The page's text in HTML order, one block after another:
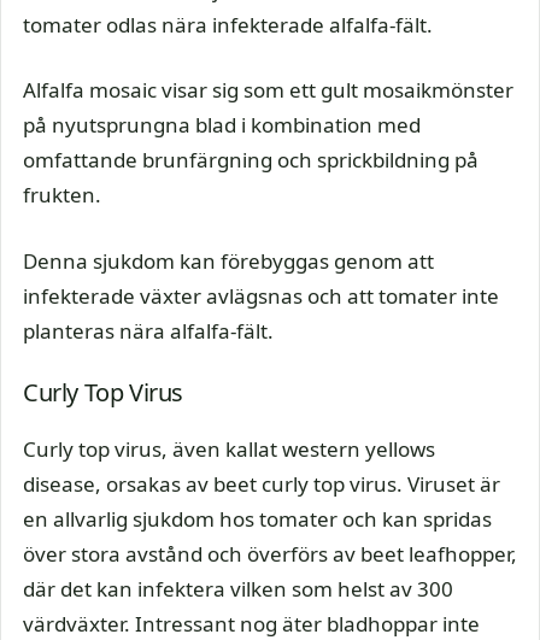
tomater odlas nära infekterade alfalfa-fält.
Alfalfa mosaic visar sig som ett gult mosaikmönster
på nyutsprungna blad i kombination med
omfattande brunfärgning och sprickbildning på
frukten.
Denna sjukdom kan förebyggas genom att
infekterade växter avlägsnas och att tomater inte
planteras nära alfalfa-fält.
Curly Top Virus
Curly top virus, även kallat western yellows
disease, orsakas av beet curly top virus. Viruset är
en allvarlig sjukdom hos tomater och kan spridas
över stora avstånd och överförs av beet leafhopper,
där det kan infektera vilken som helst av 300
värdväxter. Intressant nog äter bladhoppar inte